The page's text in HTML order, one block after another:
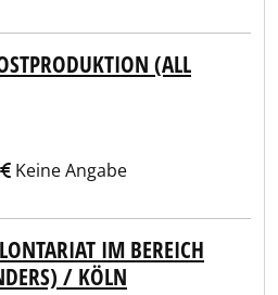
(ALL
Keine Angabe
IM BEREICH
/ KÖLN